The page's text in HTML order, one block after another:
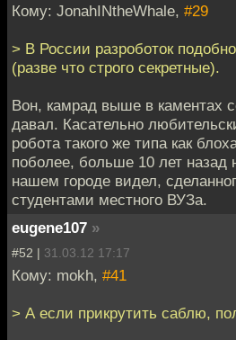
Кому: JonahINtheWhale, #29
> В России разроботок
(разве что строго секретные).
Вон, камрад выше в каментах
давал. Касательно
робота такого же типа как
поболее, больше 10 лет назад
нашем городе видел,
студентами местного ВУЗа.
eugene107 »
#52 | 31.03.12 17:17
Кому: mokh, #41
> А если прикрутить саблю,